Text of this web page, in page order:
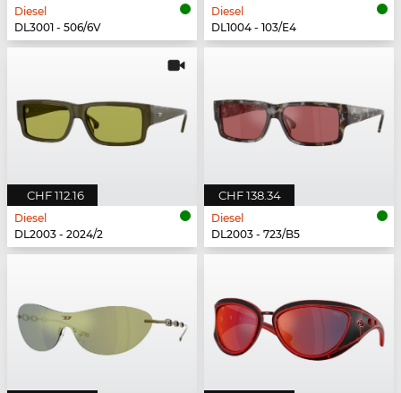
Diesel
DL3001 - 506/6V
Diesel
DL1004 - 103/E4
CHF 112.16
Diesel
DL2003 - 2024/2
CHF 138.34
Diesel
DL2003 - 723/B5